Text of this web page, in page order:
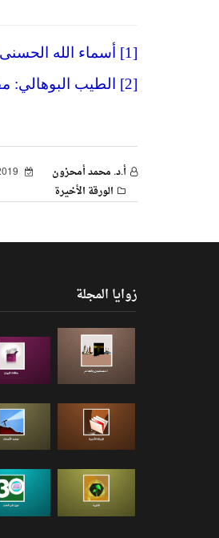
[1] أسماء الله الحسنى: المعاني والآثار، ص 41.
[2] الطيب البوهالي: مفهوم السلام في القرآن الكريم والحديث النبوي الشريف، ص 199.
أ.د. محمد أمحزون
الورقة الأخيرة
زوايا المجلة